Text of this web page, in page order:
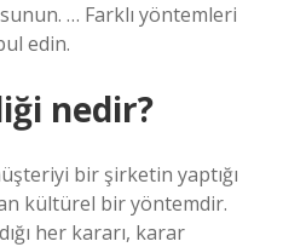
… Farklı yöntemleri
edin.
nedir?
bir şirketin yaptığı
kültürel bir yöntemdir.
her kararı, karar